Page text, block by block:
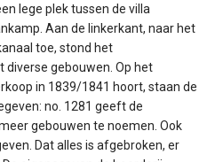
lege plek tussen de villa
Aan de linkerkant, naar het
toe, stond het
gebouwen. Op het
in 1839/1841 hoort, staan de
no. 1281 geeft de
gebouwen te noemen. Ook
Dat alles is afgebroken, er